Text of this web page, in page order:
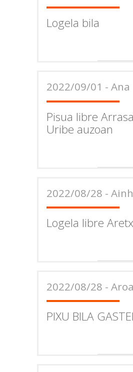
Logela bila
2022/09/01 - Ana
Pisua libre
Uribe auzoan
2022/08/28 -
Logela libre
2022/08/28 -
PIXU BILA